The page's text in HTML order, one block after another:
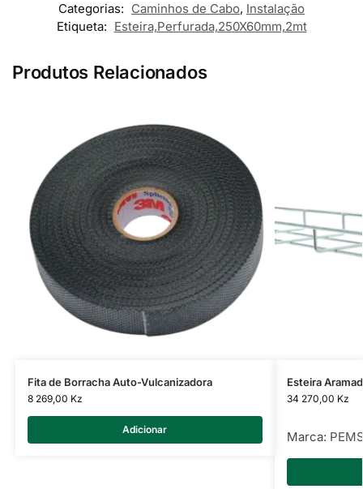
Categorias: Caminhos de Cabo, Instalação
Etiqueta: Esteira,Perfurada,250X60mm,2mt
Produtos Relacionados
Fita de Borracha Auto-Vulcanizadora
8 269,00 Kz
Adicionar
Esteira
34 270,00 Kz
Marca: